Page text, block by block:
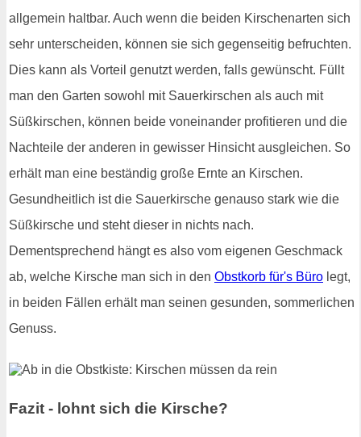
allgemein haltbar. Auch wenn die beiden Kirschenarten sich
sehr unterscheiden, können sie sich gegenseitig befruchten.
Dies kann als Vorteil genutzt werden, falls gewünscht. Füllt
man den Garten sowohl mit Sauerkirschen als auch mit
Süßkirschen, können beide voneinander profitieren und die
Nachteile der anderen in gewisser Hinsicht ausgleichen. So
erhält man eine beständig große Ernte an Kirschen.
Gesundheitlich ist die Sauerkirsche genauso stark wie die
Süßkirsche und steht dieser in nichts nach.
Dementsprechend hängt es also vom eigenen Geschmack
ab, welche Kirsche man sich in den Obstkorb für's Büro legt,
in beiden Fällen erhält man seinen gesunden, sommerlichen
Genuss.
Fazit - lohnt sich die Kirsche?